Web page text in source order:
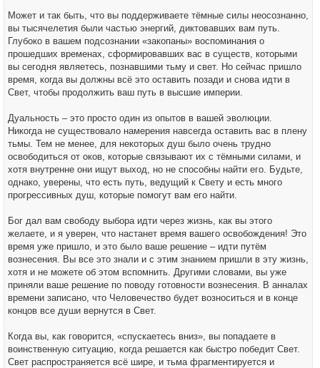
Может и так быть, что вы поддерживаете тёмные силы неосознанно,
вы тысячелетия были частью энергий, диктовавших вам путь.
Глубоко в вашем подсознании «закопаны» воспоминания о
прошедших временах, сформировавших вас в существ, которыми
вы сегодня являетесь, познавшими тьму и свет. Но сейчас пришло
время, когда вы должны всё это оставить позади и снова идти в
Свет, чтобы продолжить ваш путь в высшие империи.
Дуальность – это просто один из опытов в вашей эволюции.
Никогда не существовало намерения навсегда оставить вас в плену
тьмы. Тем не менее, для некоторых душ было очень трудно
освободиться от оков, которые связывают их с тёмными силами, и
хотя внутренне они ищут выход, но не способны найти его. Будьте,
однако, уверены, что есть путь, ведущий к Свету и есть много
прогрессивных душ, которые помогут вам его найти.
Бог дал вам свободу выбора идти через жизнь, как вы этого
желаете, и я уверен, что настанет время вашего освобождения! Это
время уже пришло, и это было ваше решение – идти путём
вознесения. Вы все это знали и с этим знанием пришли в эту жизнь,
хотя и не можете об этом вспомнить. Другими словами, вы уже
приняли ваше решение по поводу готовности вознесения. В анналах
времени записано, что Человечество будет возноситься и в конце
концов все души вернутся в Свет.
Когда вы, как говорится, «спускаетесь вниз», вы попадаете в
воинственную ситуацию, когда решается как быстро победит Свет.
Свет распространяется всё шире, и тьма фрагментируется и